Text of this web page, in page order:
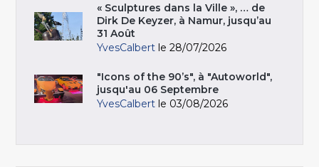
« Sculptures dans la Ville », … de
Dirk De Keyzer, à Namur, jusqu’au
31 Août
YvesCalbert le 28/07/2026
"Icons of the 90’s", à "Autoworld",
jusqu'au 06 Septembre
YvesCalbert le 03/08/2026